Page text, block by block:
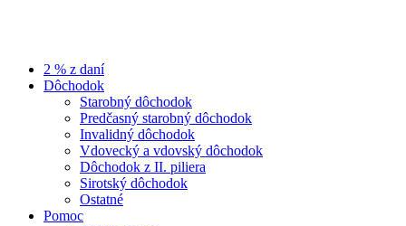
2 % z daní
Dôchodok
Starobný dôchodok
Predčasný starobný dôchodok
Invalidný dôchodok
Vdovecký a vdovský dôchodok
Dôchodok z II. piliera
Sirotský dôchodok
Ostatné
Pomoc